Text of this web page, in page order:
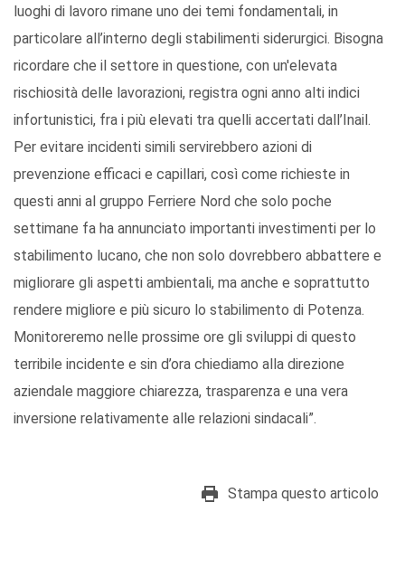
luoghi di lavoro rimane uno dei temi fondamentali, in
particolare all’interno degli stabilimenti siderurgici. Bisogna
ricordare che il settore in questione, con un'elevata
rischiosità delle lavorazioni, registra ogni anno alti indici
infortunistici, fra i più elevati tra quelli accertati dall’Inail.
Per evitare incidenti simili servirebbero azioni di
prevenzione efficaci e capillari, così come richieste in
questi anni al gruppo Ferriere Nord che solo poche
settimane fa ha annunciato importanti investimenti per lo
stabilimento lucano, che non solo dovrebbero abbattere e
migliorare gli aspetti ambientali, ma anche e soprattutto
rendere migliore e più sicuro lo stabilimento di Potenza.
Monitoreremo nelle prossime ore gli sviluppi di questo
terribile incidente e sin d’ora chiediamo alla direzione
aziendale maggiore chiarezza, trasparenza e una vera
inversione relativamente alle relazioni sindacali”.
Stampa questo articolo